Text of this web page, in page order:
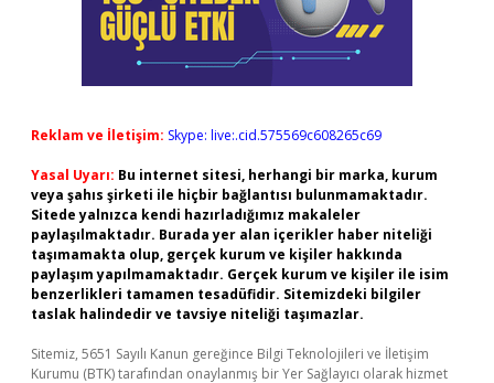
Reklam ve İletişim: Skype: live:.cid.575569c608265c69
Yasal Uyarı: Bu internet sitesi, herhangi bir marka, kurum
veya şahıs şirketi ile hiçbir bağlantısı bulunmamaktadır.
Sitede yalnızca kendi hazırladığımız makaleler
paylaşılmaktadır. Burada yer alan içerikler haber niteliği
taşımamakta olup, gerçek kurum ve kişiler hakkında
paylaşım yapılmamaktadır. Gerçek kurum ve kişiler ile isim
benzerlikleri tamamen tesadüfidir. Sitemizdeki bilgiler
taslak halindedir ve tavsiye niteliği taşımazlar.
Sitemiz, 5651 Sayılı Kanun gereğince Bilgi Teknolojileri ve İletişim
Kurumu (BTK) tarafından onaylanmış bir Yer Sağlayıcı olarak hizmet